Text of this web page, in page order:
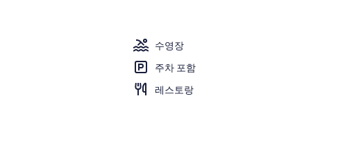
수영장
주차 포함
레스토랑